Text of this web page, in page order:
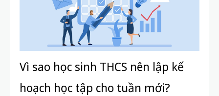
Vì sao học sinh THCS nên lập kế
hoạch học tập cho tuần mới?